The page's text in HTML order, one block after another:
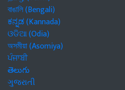
বাঙালি (Bengali)
ಕನ್ನಡ (Kannada)
ଓଡିଆ (Odia)
অসমীয়া (Asomiya)
ਪੰਜਾਬੀ
తెలుగు
ગુજરાતી